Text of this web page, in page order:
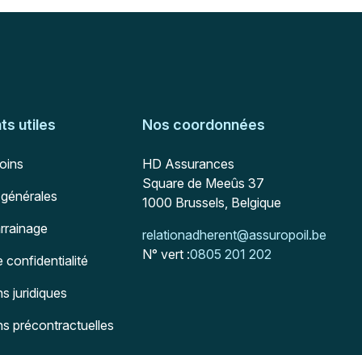
utiles
confidentialité
juridiques
précontractuelles
Nos coordonnées
Adresse postale
HD Assurances
Square de Meeûs 37
1000 Brussels, Belgique
Mail :
relationadherent@assuropoil.be
N° vert :0805 201 202